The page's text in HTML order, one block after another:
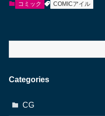
コミック COMICアイル
イ
内
索
Categories
CG